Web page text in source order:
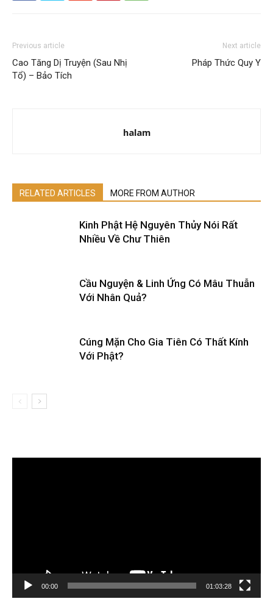
Previous article
Cao Tăng Dị Truyện (Sau Nhị
Tổ) – Bảo Tích
Next article
Pháp Thức Quy Y
halam
RELATED ARTICLES MORE FROM AUTHOR
Kinh Phật Hệ Nguyên Thủy Nói Rất
Nhiều Về Chư Thiên
Cầu Nguyện & Linh Ứng Có Mâu Thuẫn
Với Nhân Quả?
Cúng Mặn Cho Gia Tiên Có Thất Kính
Với Phật?
00:00 01:03:28